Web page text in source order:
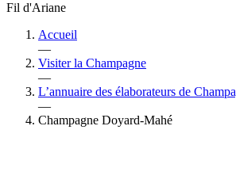
Fil d'Ariane
Accueil
—
Visiter la Champagne
—
L’annuaire des élaborateurs de
—
Champagne Doyard-Mahé